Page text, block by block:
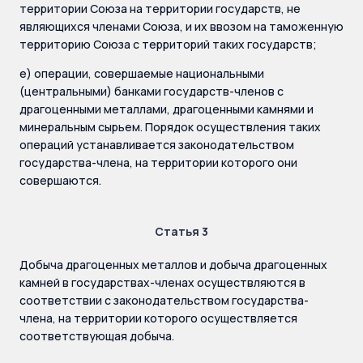
территории Союза на территории государств, не
являющихся членами Союза, и их ввозом на таможенную
территорию Союза с территорий таких государств;
е) операции, совершаемые национальными
(центральными) банками государств-членов с
драгоценными металлами, драгоценными камнями и
минеральным сырьем. Порядок осуществления таких
операций устанавливается законодательством
государства-члена, на территории которого они
совершаются.
Статья 3
Добыча драгоценных металлов и добыча драгоценных
камней в государствах-членах осуществляются в
соответствии с законодательством государства-
члена, на территории которого осуществляется
соответствующая добыча.